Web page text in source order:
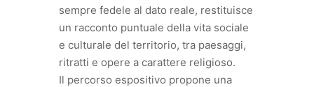
sempre fedele al dato reale, restituisce
un racconto puntuale della vita sociale
e culturale del territorio, tra paesaggi,
ritratti e opere a carattere religioso.
Il percorso espositivo propone una